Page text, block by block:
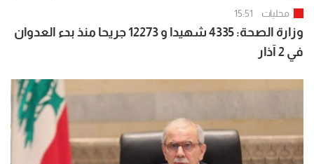
محليات 15:51
وزارة الصحة: 4335 شهيدا و 12273 جريحا منذ بدء العدوان
في 2 آذار